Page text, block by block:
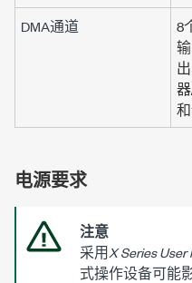
DMA通道
8
和
电源要求
注意
采用X Series User
式操作设备可能